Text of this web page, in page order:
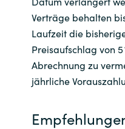
Verträge behalten
Laufzeit die
Preisaufschlag von
Abrechnung zu
jährliche